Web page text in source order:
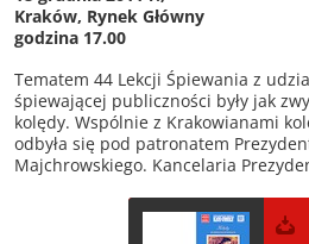
Kraków, Rynek Główny
godzina 17.00
Tematem 44 Lekcji Śpiewania z
śpiewającej publiczności były jak
kolędy. Wspólnie z Krakowianami
odbyła się pod patronatem
Majchrowskiego. Kancelaria